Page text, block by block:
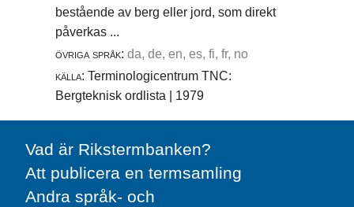
bestående av berg eller jord, som direkt
påverkas ...
övriga språk: da, de, en, es, fi, fr, no
källa: Terminologicentrum TNC:
Bergteknisk ordlista | 1979
Vad är Rikstermbanken?
Att publicera en termsamling
Andra språk- och